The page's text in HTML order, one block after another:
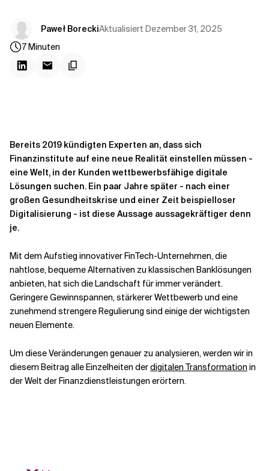
Verwandte Themen
Paweł BoreckiAktualisiert Dezember 31, 2025
7Minuten
Bereits 2019 kündigten Experten an, dass sich
Finanzinstitute auf eine neue Realität einstellen müssen -
eine Welt, in der Kunden wettbewerbsfähige digitale
Lösungen suchen. Ein paar Jahre später - nach einer
großen Gesundheitskrise und einer Zeit beispielloser
Digitalisierung - ist diese Aussage aussagekräftiger denn
je.
Mit dem Aufstieg innovativer FinTech-Unternehmen, die
nahtlose, bequeme Alternativen zu klassischen Banklösungen
anbieten, hat sich die Landschaft für immer verändert.
Geringere Gewinnspannen, stärkerer Wettbewerb und eine
zunehmend strengere Regulierung sind einige der wichtigsten
neuen Elemente.
Um diese Veränderungen genauer zu analysieren, werden wir in
diesem Beitrag alle Einzelheiten derdigitalen Transformation in
der Welt der Finanzdienstleistungen erörtern.